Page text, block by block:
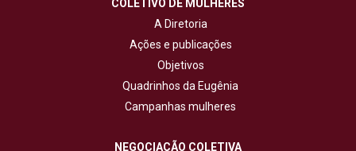
COLETIVO DE MULHERES
A Diretoria
Ações e publicações
Objetivos
Quadrinhos da Eugênia
Campanhas mulheres
NEGOCIAÇÃO COLETIVA